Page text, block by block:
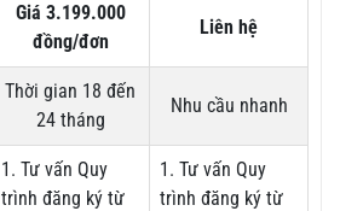
Giá 3.199.000
đồng/đơn
Liên hệ
Thời gian 18 đến
24 tháng
Nhu cầu nhanh
1. Tư vấn Quy
trình đăng ký từ
1. Tư vấn Quy
trình đăng ký từ